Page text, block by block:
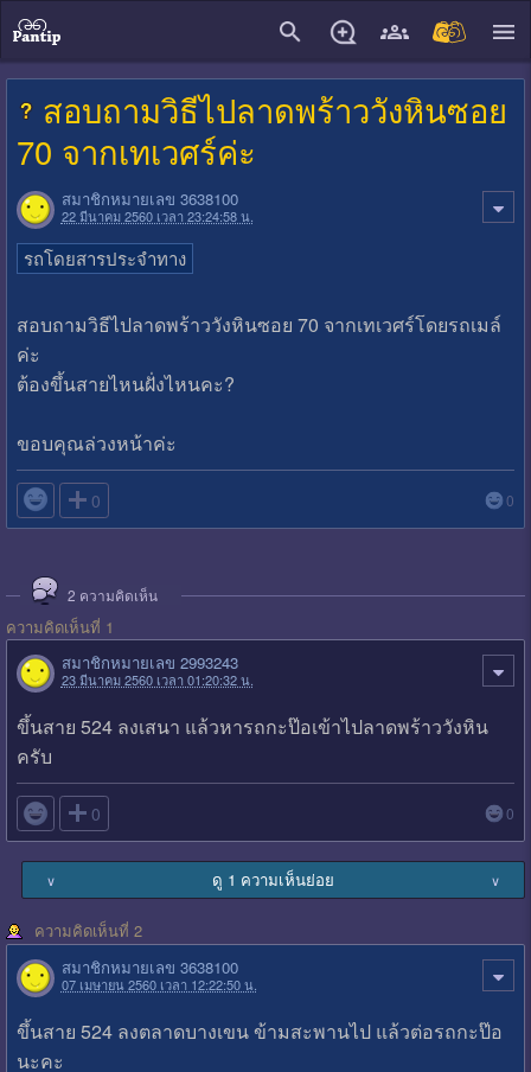
สอบถามวิธีไปลาดพร้าววังหินซอย
70 จากเทเวศร์ค่ะ
สมาชิกหมายเลข 3638100
22 มีนาคม 2560 เวลา 23:24:58 น.
รถโดยสารประจำทาง
สอบถามวิธีไปลาดพร้าววังหินซอย 70 จากเทเวศร์โดยรถเมล์
ค่ะ
ต้องขึ้นสายไหนฝั่งไหนคะ?
ขอบคุณล่วงหน้าค่ะ
 0 0
2 ความคิดเห็น
ความคิดเห็นที่ 1
สมาชิกหมายเลข 2993243
23 มีนาคม 2560 เวลา 01:20:32 น.
ขึ้นสาย 524 ลงเสนา แล้วหารถกะป๊อเข้าไปลาดพร้าววังหิน
ครับ
 0 0
∨ ดู 1 ความเห็นย่อย ∨
ความคิดเห็นที่ 2
สมาชิกหมายเลข 3638100
07 เมษายน 2560 เวลา 12:22:50 น.
ขึ้นสาย 524 ลงตลาดบางเขน ข้ามสะพานไป แล้วต่อรถกะป๊อ
นะคะ
close